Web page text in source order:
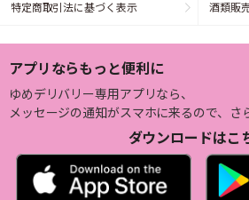
特定商取引法に基づく表示 酒類販
アプリならもっと便利に
ゆめデリバリー専用アプリなら、
メッセージの通知がスマホに来るので、さ
ダウンロードはこ